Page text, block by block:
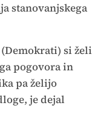
stanovanjskega
si želi
pogovora in
pa želijo
je dejal